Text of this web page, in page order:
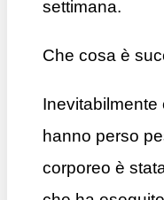
settimana.
Che cosa è
Inevitabilmente
hanno perso
corporeo è